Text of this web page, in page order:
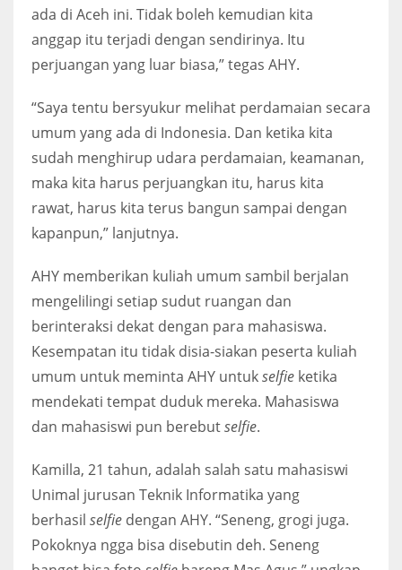
ada di Aceh ini. Tidak boleh kemudian kita
anggap itu terjadi dengan sendirinya. Itu
perjuangan yang luar biasa,” tegas AHY.
“Saya tentu bersyukur melihat perdamaian secara
umum yang ada di Indonesia. Dan ketika kita
sudah menghirup udara perdamaian, keamanan,
maka kita harus perjuangkan itu, harus kita
rawat, harus kita terus bangun sampai dengan
kapanpun,” lanjutnya.
AHY memberikan kuliah umum sambil berjalan
mengelilingi setiap sudut ruangan dan
berinteraksi dekat dengan para mahasiswa.
Kesempatan itu tidak disia-siakan peserta kuliah
umum untuk meminta AHY untukselfie ketika
mendekati tempat duduk mereka. Mahasiswa
dan mahasiswi pun berebutselfie.
Kamilla, 21 tahun, adalah salah satu mahasiswi
Unimal jurusan Teknik Informatika yang
berhasil selfie dengan AHY. “Seneng, grogi juga.
Pokoknya ngga bisa disebutin deh. Seneng